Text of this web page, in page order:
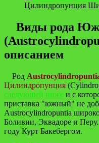
Цилиндропунция
Виды рода
описанием
Род
Цилиндропунция
следующей ниже и с
приставка "южный" не
Austrocylindropuntia
Боливии, Эквадоре и
году Курт Бакебергом.